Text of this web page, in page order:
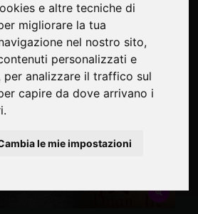
e altre tecniche di
migliorare la tua
nel nostro sito,
personalizzati e
per analizzare il traffico sul
capire da dove arrivano i
le mie impostazioni